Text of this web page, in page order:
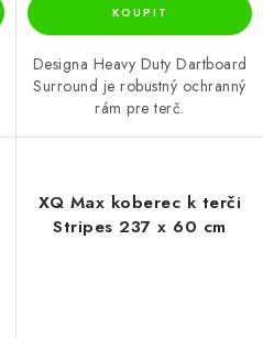
Designa Heavy Duty Dartboard
Surround je robustný ochranný
rám pre terč.
XQ Max koberec k terči
Stripes 237 x 60 cm